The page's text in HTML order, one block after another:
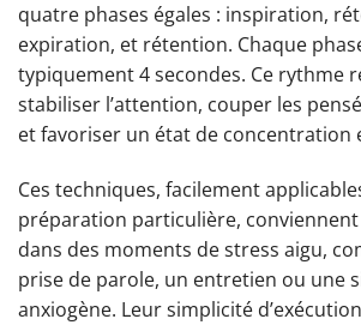
quatre phases égales : inspiration,
expiration, et rétention. Chaque
typiquement 4 secondes. Ce rythme
stabiliser l’attention, couper les
et favoriser un état de concentration
Ces techniques, facilement
préparation particulière,
dans des moments de stress aigu,
prise de parole, un entretien ou une
anxiogène. Leur simplicité